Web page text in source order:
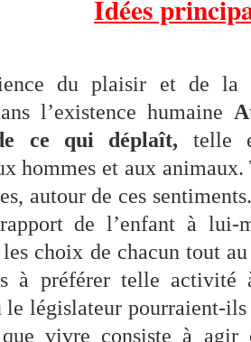
Idées
du plaisir et de la
l’existence humaine
ce qui déplaît, telle
hommes et aux
autour de ces
de l’enfant à lui-
choix de chacun tout
à préférer telle activité
le législateur pourraient-
vivre consiste à agir